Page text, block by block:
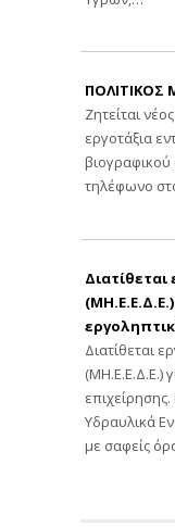
ΠΟΛΙΤΙΚΟΣ
Ζητείται
εργοτάξια
βιογραφικού
τηλέφωνο
Διατίθεται
(ΜΗ.Ε.Ε.Δ.Ε.)
Υδραυλικά
με σαφείς